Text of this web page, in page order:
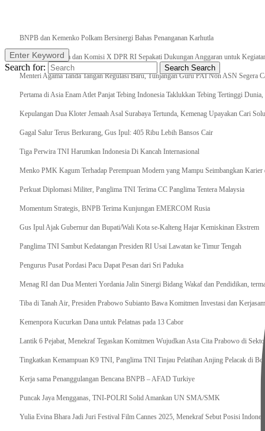
BNPB dan Kemenko Polkam Bersinergi Bahas Penanganan Karhutla
Raker Kemenpora dan Komisi X DPR RI Sepakati Dukungan Anggaran untuk
Menteri Agama Tanda Tangan Regulasi Baru, Tunjangan Guru PAI Non ASN Segera
Pertama di Asia Enam Atlet Panjat Tebing Indonesia Taklukkan Tebing Tertinggi
Kepulangan Dua Kloter Jemaah Asal Surabaya Tertunda, Kemenag Upayakan Cari
Gagal Salur Terus Berkurang, Gus Ipul: 405 Ribu Lebih Bansos Cair
Tiga Perwira TNI Harumkan Indonesia Di Kancah Internasional
Menko PMK Kagum Terhadap Perempuan Modern yang Mampu Seimbangkan Karier
Perkuat Diplomasi Militer, Panglima TNI Terima CC Panglima Tentera Malaysia
Momentum Strategis, BNPB Terima Kunjungan EMERCOM Rusia
Gus Ipul Ajak Gubernur dan Bupati/Wali Kota se-Kalteng Hajar Kemiskinan Ekstrem
Panglima TNI Sambut Kedatangan Presiden RI Usai Lawatan ke Timur Tengah
Pengurus Pusat Pordasi Pacu Dapat Pesan dari Sri Paduka
Menag RI dan Dua Menteri Yordania Jalin Sinergi Bidang Wakaf dan Pendidikan,
Tiba di Tanah Air, Presiden Prabowo Subianto Bawa Komitmen Investasi dan
Kemenpora Kucurkan Dana untuk Pelatnas pada 13 Cabor
Lantik 6 Pejabat, Menekraf Tegaskan Komitmen Wujudkan Asta Cita Prabowo di Sektor
Tingkatkan Kemampuan K9 TNI, Panglima TNI Tinjau Pelatihan Anjing Pelacak di
Kerja sama Penanggulangan Bencana BNPB – AFAD Turkiye
Puncak Jaya Mengganas, TNI-POLRI Solid Amankan UN SMA/SMK
Yulia Evina Bhara Jadi Juri Festival Film Cannes 2025, Menekraf Sebut Posisi
Enter Keyword
Search for: Search Search